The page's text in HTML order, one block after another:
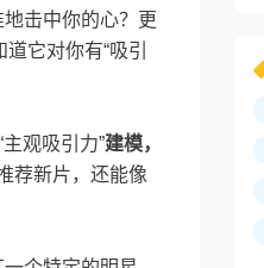
击中你的心？更
它对你有“吸引
观吸引力”建模，
荐新片，还能像